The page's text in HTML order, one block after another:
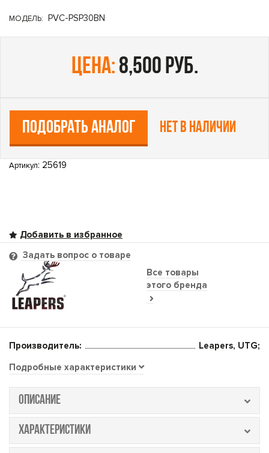
МОДЕЛЬ: PVC-PSP30BN
цена: 8,500 руб.
ПОДОБРАТЬ АНАЛОГ Нет в наличии
Артикул: 25619
Все товары
этого бренда
Задать вопрос о товаре
Производитель:
Leapers, UTG;
Подробные характеристики
ОПИСАНИЕ
ХАРАКТЕРИСТИКИ